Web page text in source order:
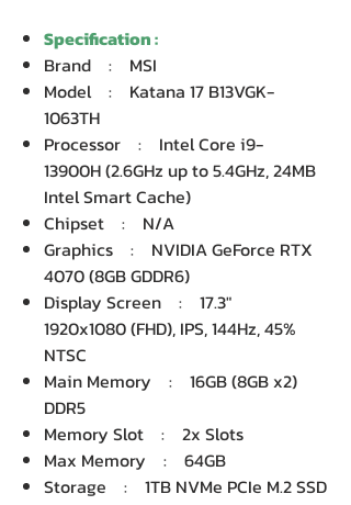
Specification :
Brand : MSI
Model : Katana 17 B13VGK-
1063TH
Processor : Intel Core i9-
13900H (2.6GHz up to 5.4GHz, 24MB
Intel Smart Cache)
Chipset : N/A
Graphics : NVIDIA GeForce RTX
4070 (8GB GDDR6)
Display Screen : 17.3"
1920x1080 (FHD), IPS, 144Hz, 45%
NTSC
Main Memory : 16GB (8GB x2)
DDR5
Memory Slot : 2x Slots
Max Memory : 64GB
Storage : 1TB NVMe PCIe M.2 SSD